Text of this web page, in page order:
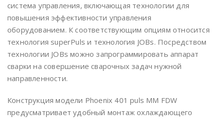
система управления, включающая технологии для
повышения эффективности управления
оборудованием. К соответствующим опциям относится
технология superPuls и технология JOBs. Посредством
технологии JOBs можно запрограммировать аппарат
сварки на совершение сварочных задач нужной
направленности.
Конструкция модели Phoenix 401 puls MM FDW
предусматривает удобный монтаж охлаждающего